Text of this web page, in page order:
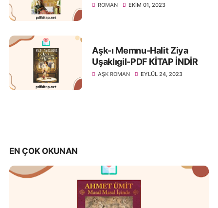
ROMAN EKIM 01, 2023
Aşk-ı Memnu-Halit Ziya
Uşaklıgil-PDF KİTAP İNDİR
AŞK ROMAN EYLÜL 24, 2023
EN ÇOK OKUNAN